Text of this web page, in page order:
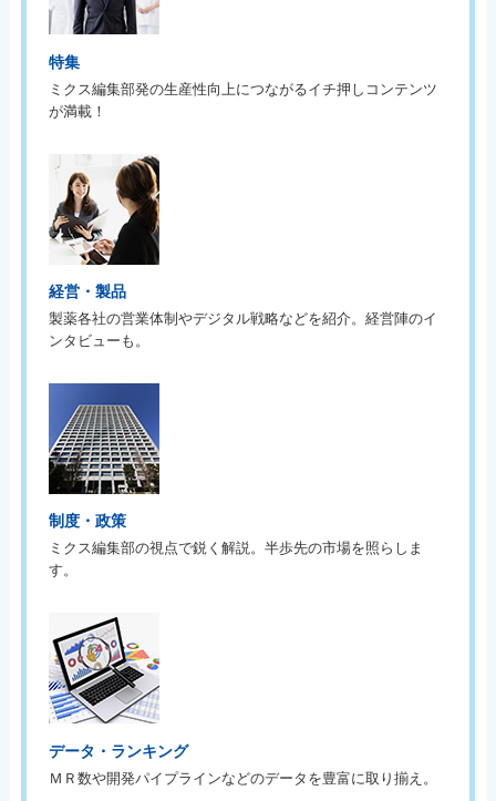
特集
ミクス編集部発の生産性向上につながるイチ押しコンテンツ
が満載！
経営・製品
製薬各社の営業体制やデジタル戦略などを紹介。経営陣のイ
ンタビューも。
制度・政策
ミクス編集部の視点で鋭く解説。半歩先の市場を照らしま
す。
データ・ランキング
ＭＲ数や開発パイプラインなどのデータを豊富に取り揃え。